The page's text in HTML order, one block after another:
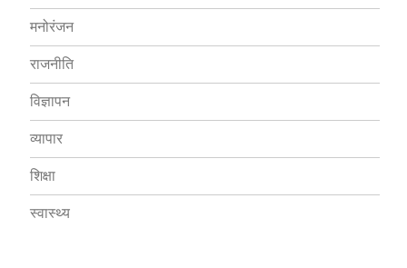
मनोरंजन
राजनीति
विज्ञापन
व्यापार
शिक्षा
स्वास्थ्य